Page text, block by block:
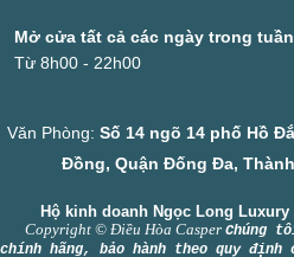
Mở cửa tất cả các ngày trong tuần
Từ 8h00 - 22h00
Văn Phòng: Số 14 ngõ 14 phố Hồ
Đồng, Quận Đống Đa,
Hộ kinh doanh Ngọc Long Luxury
Copyright © Điều Hòa Casper Chúng
chính hãng, bảo hành theo quy